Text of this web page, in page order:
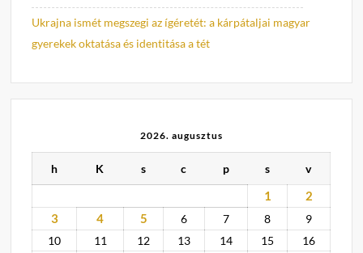
Ukrajna ismét megszegi az ígéretét: a kárpátaljai magyar
gyerekek oktatása és identitása a tét
2026. augusztus
h K s c p s v
1
2
3
4 5 6 7 8
9
10
11 12 13 14 15
16